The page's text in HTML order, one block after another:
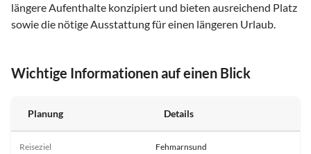
längere Aufenthalte konzipiert und bieten ausreichend Platz
sowie die nötige Ausstattung für einen längeren Urlaub.
Wichtige Informationen auf einen Blick
Planung Details
Reiseziel Fehmarnsund